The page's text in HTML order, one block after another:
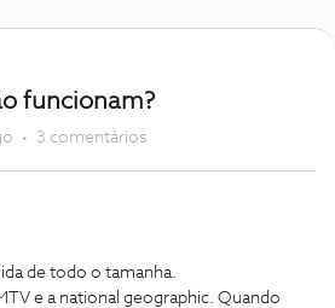
funcionam?
3 comentários
de todo o tamanha.
e a national geographic. Quando